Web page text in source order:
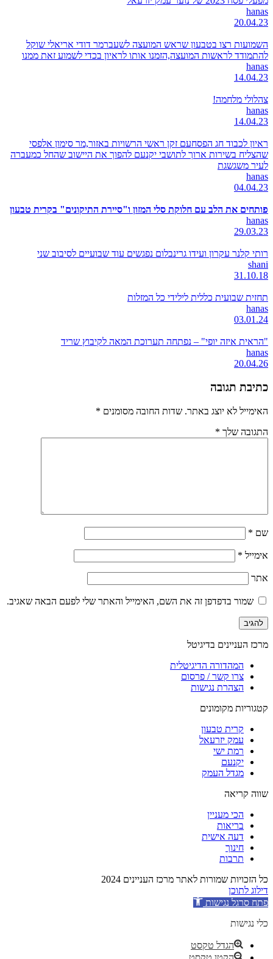
hanas
20.04.23
השמועות רצו בטבעון שראש המועצה לשעברמר דודי אריאלי שוקל
להתמודד לראשות המועצה,הזמנו אותו לראיון בכדי לשמוע זאת ממנו
hanas
14.04.23
צהלולי מלחמה!
hanas
14.04.23
ראיון לכבוד חג הפסחעם זקן ראשי הרשויות באזור,מר סימון אלפסי
שהצליח בשירות ארוך לתושבי יקנעם להפוך את היישוב שהחל כמעברה
לעיר משגשגת
hanas
04.04.23
פותחים את הלב עם חלוקת סלי המזון ו"סיירת התיקונים" בקרית טבעון
hanas
29.03.23
רותי קלנר עקרון ועידו גרינבלום נפגשים עוד שבועיים לסיבוב שני
shani
31.10.18
תחזית שבועית כללית לילידי כל המזלות
hanas
03.01.24
"הראית איזה יופי" – נפתחה תערוכת המאה לקיבוץ שריד
hanas
20.04.26
כתיבת תגובה
האימייל לא יוצג באתר. שדות החובה מסומנים *
התגובה שלך *
שם *
אימייל *
אתר
שמור בדפדפן זה את השם, האימייל והאתר שלי לפעם הבאה שאגיב.
מרכז העניינים בדיגיטל
המהדורה הדיגיטלית
צרו קשר / פרסום
הצהרת נגישות
קטגוריות מקומונים
קרית טבעון
עמק יזרעאל
רמת ישי
יקנעם
מגדל העמק
שווה קריאה
הכי מעניין
בריאות
דעה אישית
חינוך
תרבות
כל הזכויות שמורות לאתר מרכז העניינים 2024
דילוג לתוכן
פתח סרגל נגישות
כלי נגישות
הגדל טקסט